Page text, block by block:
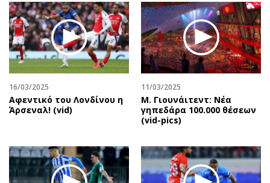
Trends
Ενέργεια
Ναυτιλία
Περιβάλλον
Ελλάδα
Κόσμος
Παράξενα
Σινεμά
Θέατρο-Χορός
Μουσική
Good Life
Γυναίκα
Showbiz
Ταξίδια
Συνταγές
Έξοδος
Media
Εκπομπές
Wine routes
Podcasts
Uncut
16/03/2025
Αφεντικό του Λονδίνου η
Άρσεναλ! (vid)
11/03/2025
Μ. Γιουνάιτεντ: Νέα
γηπεδάρα 100.000 θέσεων
(vid-pics)